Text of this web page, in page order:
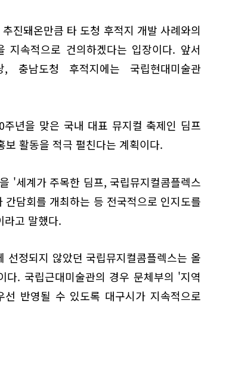
진돼온만큼 타 도청 후적지 개발 사례와의
지속적으로 건의하겠다는 입장이다. 앞서
, 충남도청 후적지에는 국립현대미술관
년을 맞은 국내 대표 뮤지컬 축제인 딤프
보 활동을 적극 펼친다는 계획이다.
'세계가 주목한 딤프, 국립뮤지컬콤플렉스
담회를 개최하는 등 전국적으로 인지도를
라고 말했다.
선정되지 않았던 국립뮤지컬콤플렉스는 올
. 국립근대미술관의 경우 문체부의 '지역
반영될 수 있도록 대구시가 지속적으로